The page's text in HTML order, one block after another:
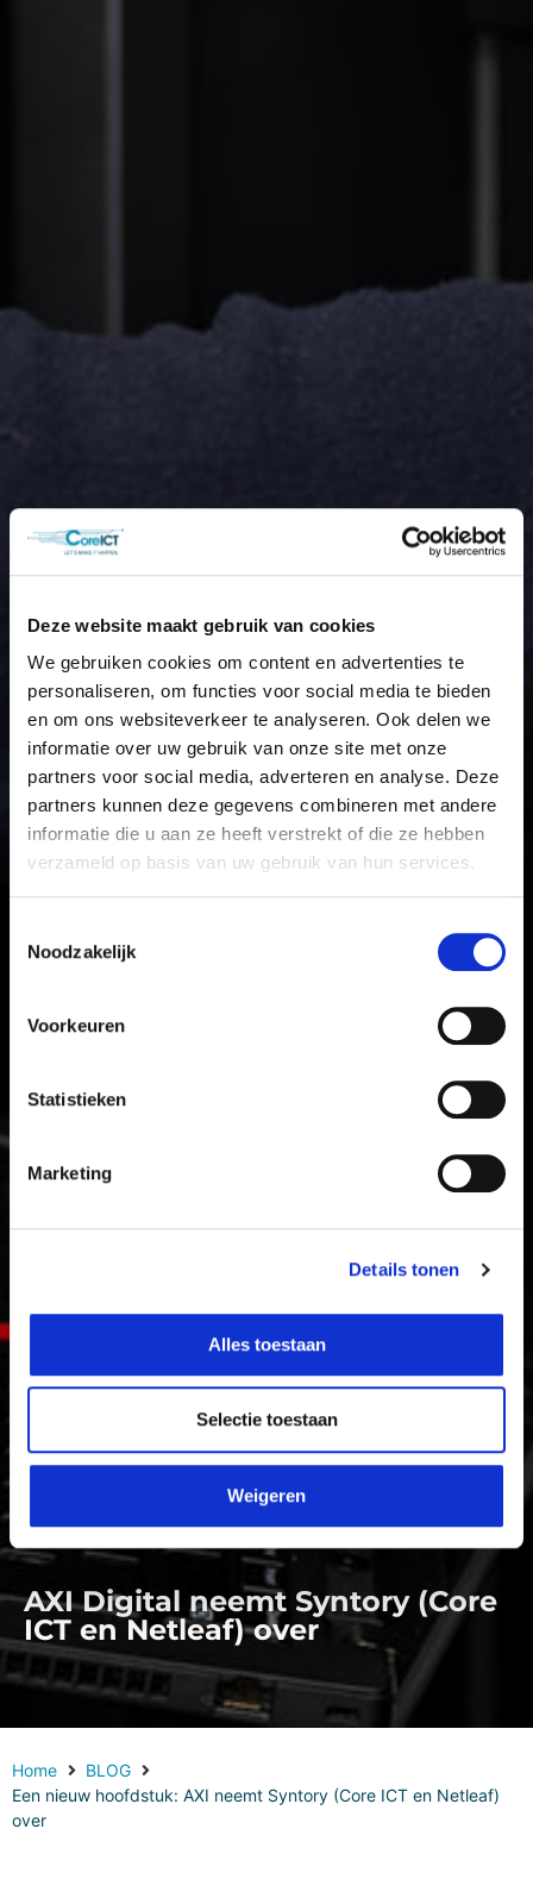
Deze website maakt gebruik van cookies
We gebruiken cookies om content en advertenties te
personaliseren, om functies voor social media te bieden
en om ons websiteverkeer te analyseren. Ook delen we
informatie over uw gebruik van onze site met onze
partners voor social media, adverteren en analyse. Deze
partners kunnen deze gegevens combineren met andere
informatie die u aan ze heeft verstrekt of die ze hebben
verzameld op basis van uw gebruik van hun services.
Noodzakelijk
Voorkeuren
Statistieken
Marketing
Details tonen
Alles toestaan
Selectie toestaan
Weigeren
AXI Digital neemt Syntory (Core
ICT en Netleaf) over
Home
BLOG
Een nieuw hoofdstuk: AXI neemt Syntory (Core ICT en Netleaf)
over